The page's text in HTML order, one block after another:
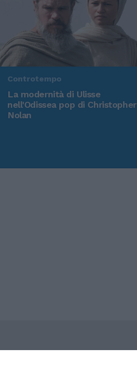
Controtempo
La modernità di Ulisse
nell'Odissea pop di Christopher
Nolan